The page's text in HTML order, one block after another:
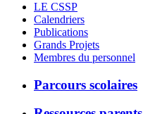
LE CSSP
Calendriers
Publications
Grands Projets
Membres du personnel
Parcours scolaires